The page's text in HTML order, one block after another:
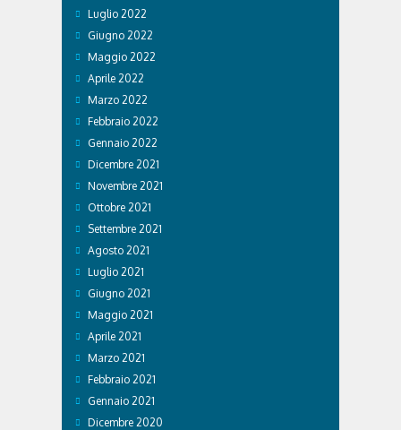
Luglio 2022
Giugno 2022
Maggio 2022
Aprile 2022
Marzo 2022
Febbraio 2022
Gennaio 2022
Dicembre 2021
Novembre 2021
Ottobre 2021
Settembre 2021
Agosto 2021
Luglio 2021
Giugno 2021
Maggio 2021
Aprile 2021
Marzo 2021
Febbraio 2021
Gennaio 2021
Dicembre 2020